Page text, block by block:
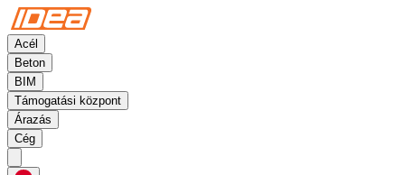
Acél
Beton
BIM
Támogatási központ
Árazás
Cég